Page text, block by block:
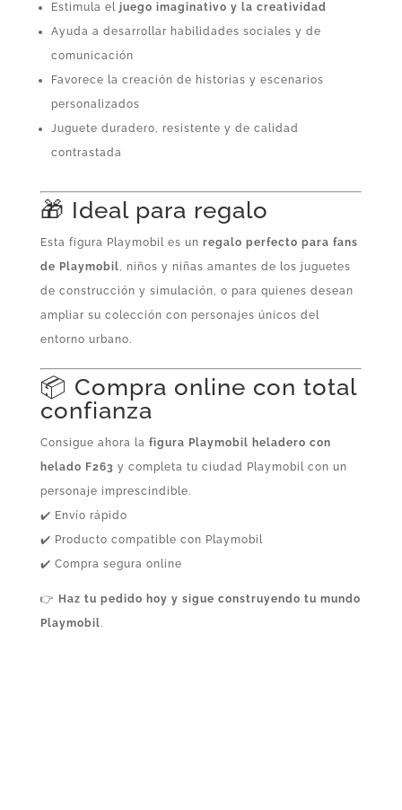
Estimula el juego imaginativo y la creatividad
Ayuda a desarrollar habilidades sociales y de
comunicación
Favorece la creación de historias y escenarios
personalizados
Juguete duradero, resistente y de calidad
contrastada
🎁 Ideal para regalo
Esta figura Playmobil es un regalo perfecto para fans
de Playmobil, niños y niñas amantes de los juguetes
de construcción y simulación, o para quienes desean
ampliar su colección con personajes únicos del
entorno urbano.
📦 Compra online con total
confianza
Consigue ahora la figura Playmobil heladero con
helado F263 y completa tu ciudad Playmobil con un
personaje imprescindible.
✔️ Envío rápido
✔️ Producto compatible con Playmobil
✔️ Compra segura online
👉 Haz tu pedido hoy y sigue construyendo tu mundo
Playmobil.